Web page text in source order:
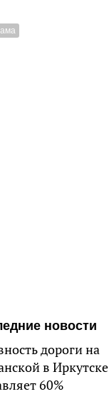
новости
дороги на
в Иркутске
60%